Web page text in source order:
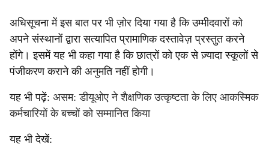
अधिसूचना में इस बात पर भी ज़ोर दिया गया है कि उम्मीदवारों को
अपने संस्थानों द्वारा सत्यापित प्रामाणिक दस्तावेज़ प्रस्तुत करने
होंगे। इसमें यह भी कहा गया है कि छात्रों को एक से ज़्यादा स्कूलों से
पंजीकरण कराने की अनुमति नहीं होगी।
यह भी पढ़ें: असम: डीयूओए ने शैक्षणिक उत्कृष्टता के लिए आकस्मिक
कर्मचारियों के बच्चों को सम्मानित किया
यह भी देखें: